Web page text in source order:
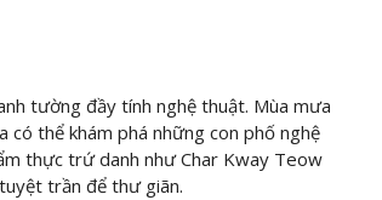
tường đầy tính nghệ thuật. Mùa mưa
có thể khám phá những con phố nghệ
thực trứ danh như Char Kway Teow
trần để thư giãn.